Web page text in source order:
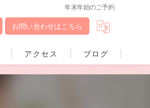
年末年始のご予約
お問い合わせはこちら
アクセス ブログ